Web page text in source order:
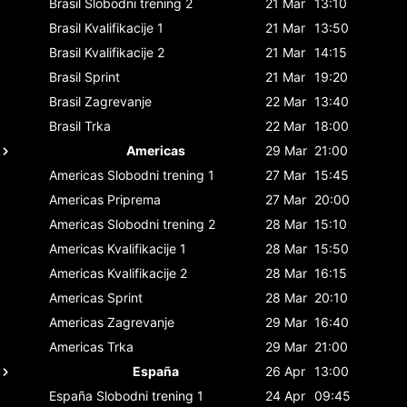
Brasil Kvalifikacije 1 21 Mar 13:50
Brasil Kvalifikacije 2 21 Mar 14:15
Brasil Sprint 21 Mar 19:20
Brasil Zagrevanje 22 Mar 13:40
Brasil Trka 22 Mar 18:00
Americas
29 Mar 21:00
Americas Slobodni trening 1 27 Mar 15:45
Americas Priprema 27 Mar 20:00
Americas Slobodni trening 2 28 Mar 15:10
Americas Kvalifikacije 1 28 Mar 15:50
Americas Kvalifikacije 2 28 Mar 16:15
Americas Sprint 28 Mar 20:10
Americas Zagrevanje 29 Mar 16:40
Americas Trka 29 Mar 21:00
España
26 Apr 13:00
España Slobodni trening 1 24 Apr 09:45